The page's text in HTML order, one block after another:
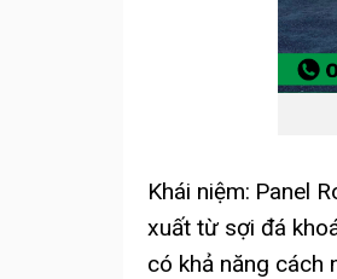
Khái niệm: Panel
xuất từ sợi đá
có khả năng cách